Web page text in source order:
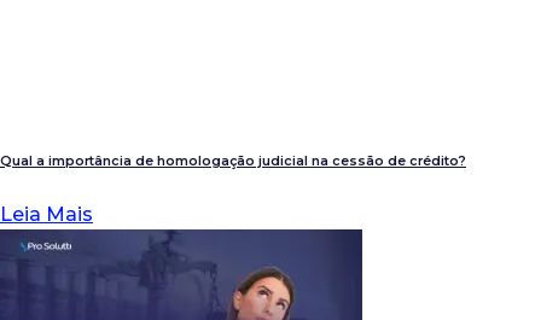
Qual a importância de homologação judicial na cessão de crédito?
Leia Mais